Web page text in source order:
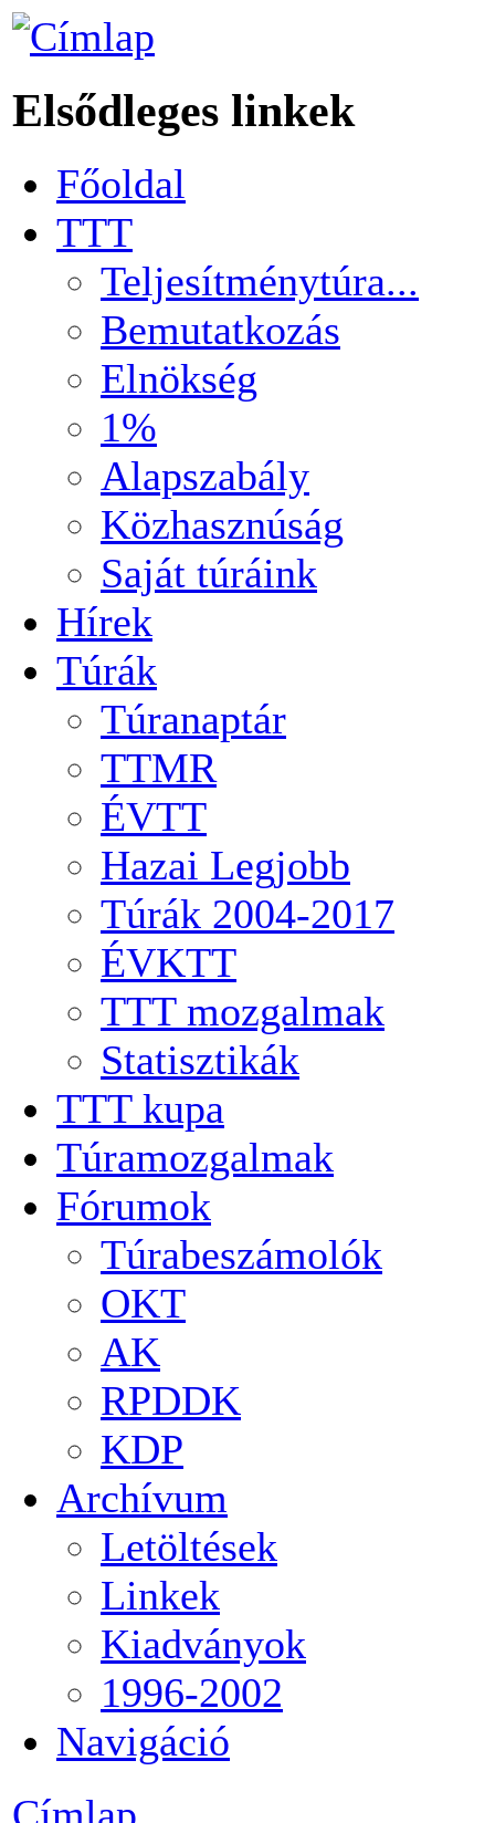
Elsődleges linkek
Főoldal
TTT
Teljesítménytúra...
Bemutatkozás
Elnökség
1%
Alapszabály
Közhasznúság
Saját túráink
Hírek
Túrák
Túranaptár
TTMR
ÉVTT
Hazai Legjobb
Túrák 2004-2017
ÉVKTT
TTT mozgalmak
Statisztikák
TTT kupa
Túramozgalmak
Fórumok
Túrabeszámolók
OKT
AK
RPDDK
KDP
Archívum
Letöltések
Linkek
Kiadványok
1996-2002
Navigáció